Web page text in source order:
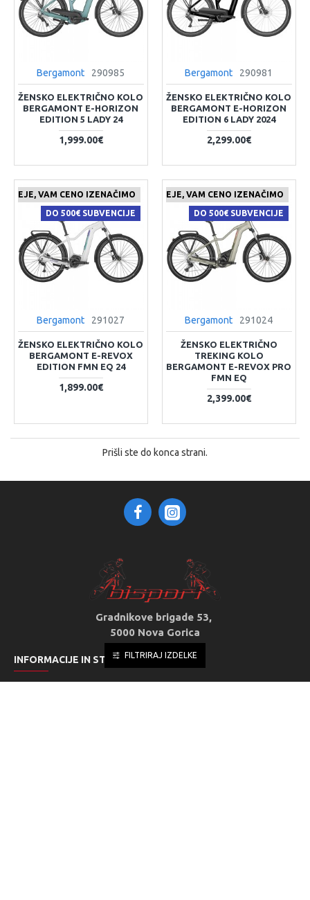
Bergamont 290985
ŽENSKO ELEKTRIČNO KOLO
BERGAMONT E-HORIZON
EDITION 5 LADY 24
1,999.00€
Bergamont 290981
ŽENSKO ELEKTRIČNO KOLO
BERGAMONT E-HORIZON
EDITION 6 LADY 2024
2,299.00€
VAM CENO IZENAČIMO
DO 500€ SUBVENCIJE
Bergamont 291027
ŽENSKO ELEKTRIČNO KOLO
BERGAMONT E-REVOX
EDITION FMN EQ 24
1,899.00€
ČE NAJDETE IZDELEK KJE CENEJE, VAM CENO IZENAČIMO
DO 500€ SUBVENCIJE
Bergamont 291024
ŽENSKO ELEKTRIČNO
TREKING KOLO
BERGAMONT E-REVOX PRO
FMN EQ
2,399.00€
Prišli ste do konca strani.
Gradnikove brigade 53,
5000 Nova Gorica
INFORMACIJE IN STORITVE
O nas
FILTRIRAJ IZDELKE